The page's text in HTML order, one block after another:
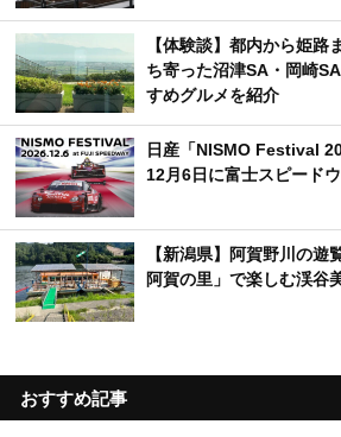
【体験談】都内から姫路
ち寄った沼津SA・岡崎
すめグルメを紹介
日産「NISMO Festival
12月6日に富士スピード
【新潟県】阿賀野川の遊
阿賀の里」で楽しむ渓谷
おすすめ記事